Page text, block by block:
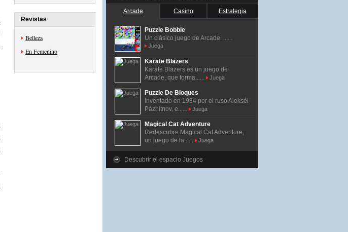
Revistas
Belleza
En Femenino
Arcade Casino Estrategia
Puzzle Bobble
Un clásico juego de Arcade. ......
Juega
Karate Blazers
Karate Blazers es un juego de
Arcade, que forma......
Juega
Puzzle De Bloques
Inventado en 1984 por el ruso Alekséi
Pázhitnov, e......
Juega
Magical Cat Adventure
Redescubre Magical Cat Adventure,
un juego de la......
Juega
Descubrir el espacio Juegos